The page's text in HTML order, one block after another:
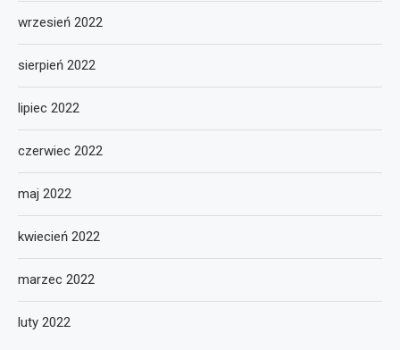
wrzesień 2022
sierpień 2022
lipiec 2022
czerwiec 2022
maj 2022
kwiecień 2022
marzec 2022
luty 2022